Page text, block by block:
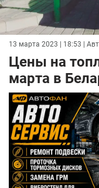
13 марта 2023 | 18:53 |
Цены на
марта в